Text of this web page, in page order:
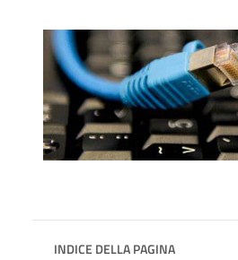
INDICE DELLA PAGINA